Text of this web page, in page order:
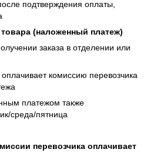
подтверждения оплаты,
(наложенный платеж)
заказа в отделении или
комиссию перевозчика
платежом также
среда/пятница
перевозчика оплачивает